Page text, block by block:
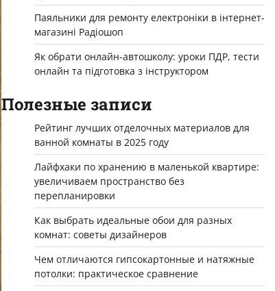
Паяльники для ремонту електроніки в інтернет-
магазині Радіошоп
Як обрати онлайн-автошколу: уроки ПДР, тести
онлайн та підготовка з інструктором
Полезные записи
Рейтинг лучших отделочных материалов для
ванной комнаты в 2025 году
Лайфхаки по хранению в маленькой квартире:
увеличиваем пространство без
перепланировки
Как выбрать идеальные обои для разных
комнат: советы дизайнеров
Чем отличаются гипсокартонные и натяжные
потолки: практическое сравнение